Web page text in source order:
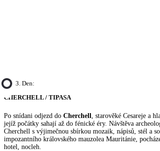
3. Den:
CHERCHELL / TIPASA
Po snídani odjezd do Cherchell, starověké Cesareje a
jejíž počátky sahají až do fénické éry. Návštěva
Cherchell s výjimečnou sbírkou mozaik, nápisů, stél a
impozantního královského mauzolea Mauritánie,
hotel, nocleh.